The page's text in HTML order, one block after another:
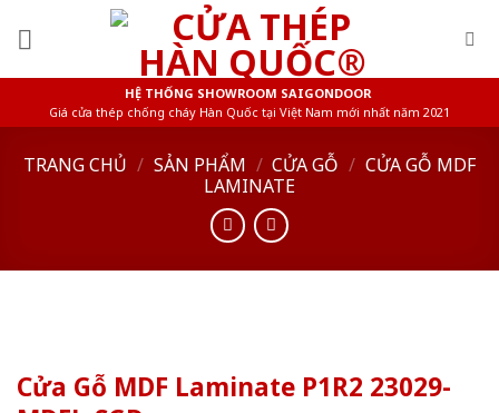
HỆ THỐNG SHOWROOM SAIGONDOOR
Giá cửa thép chống cháy Hàn Quốc tại Việt Nam mới nhất năm 2021
TRANG CHỦ / SẢN PHẨM / CỬA GỖ / CỬA GỖ MDF
LAMINATE
Cửa Gỗ MDF Laminate P1R2 23029-